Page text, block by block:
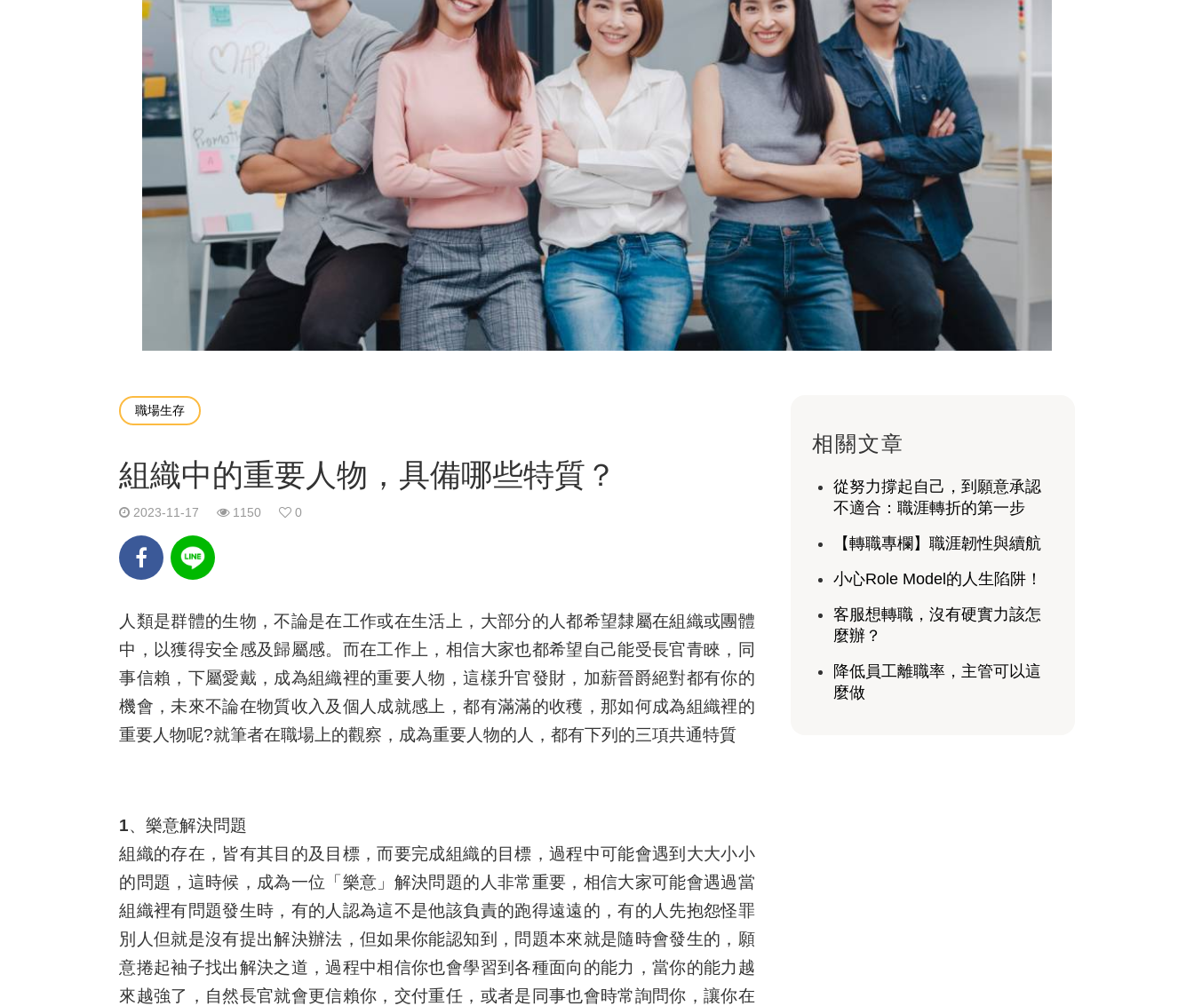
職場生存
組織中的重要人物，具備哪些特質？
2023-11-17 1150 0
人類是群體的生物，不論是在工作或在生活上，大部分的人都希望隸屬在組織或團體
中，以獲得安全感及歸屬感。而在工作上，相信大家也都希望自己能受長官青睞，同
事信賴，下屬愛戴，成為組織裡的重要人物，這樣升官發財，加薪晉爵絕對都有你的
機會，未來不論在物質收入及個人成就感上，都有滿滿的收穫，那如何成為組織裡的
重要人物呢?就筆者在職場上的觀察，成為重要人物的人，都有下列的三項共通特質
1、樂意解決問題
組織的存在，皆有其目的及目標，而要完成組織的目標，過程中可能會遇到大大小小
的問題，這時候，成為一位「樂意」解決問題的人非常重要，相信大家可能會遇過當
組織裡有問題發生時，有的人認為這不是他該負責的跑得遠遠的，有的人先抱怨怪罪
別人但就是沒有提出解決辦法，但如果你能認知到，問題本來就是隨時會發生的，願
意捲起袖子找出解決之道，過程中相信你也會學習到各種面向的能力，當你的能力越
來越強了，自然長官就會更信賴你，交付重任，或者是同事也會時常詢問你，讓你在
相關文章
從努力撐起自己，到願意承認
不適合：職涯轉折的第一步
【轉職專欄】職涯韌性與續航
小心Role Model的人生陷阱！
客服想轉職，沒有硬實力該怎
麼辦？
降低員工離職率，主管可以這
麼做